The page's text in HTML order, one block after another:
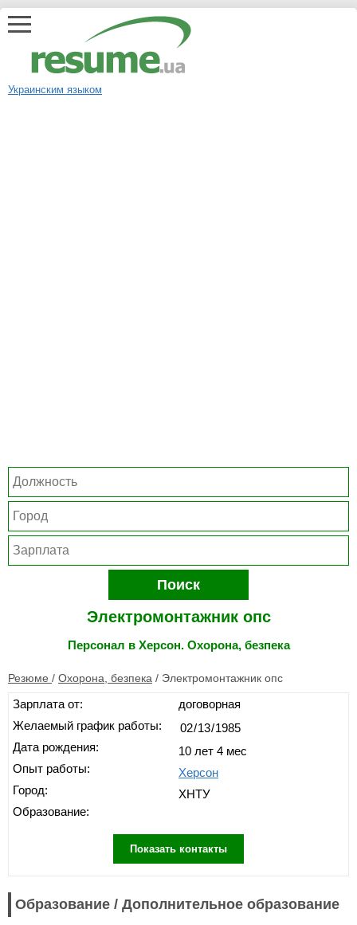
Украинским языком
Поиск
Электромонтажник опс
Персонал в Херсон. Охорона, безпека
Резюме / Охорона, безпека / Электромонтажник опс
Зарплата от:
Желаемый график работы:
Дата рождения:
Опыт работы:
Город:
Образование:
договорная
10 лет 4 мес
Херсон
ХНТУ
Показать контакты
Образование / Дополнительное образование